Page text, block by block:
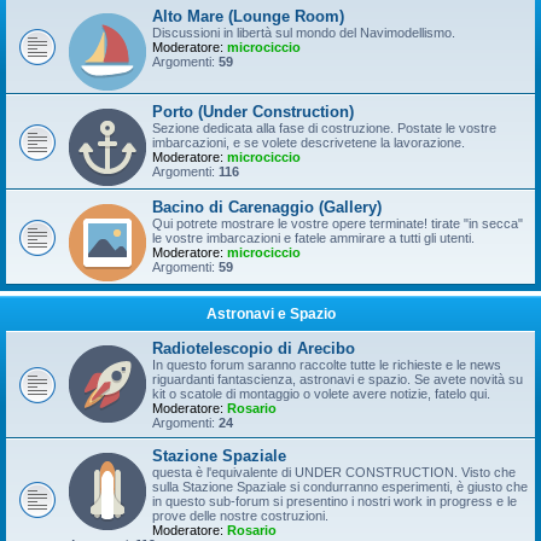
Alto Mare (Lounge Room)
Discussioni in libertà sul mondo del Navimodellismo.
Moderatore: microciccio
Argomenti: 59
Porto (Under Construction)
Sezione dedicata alla fase di costruzione. Postate le vostre
imbarcazioni, e se volete descrivetene la lavorazione.
Moderatore: microciccio
Argomenti: 116
Bacino di Carenaggio (Gallery)
Qui potrete mostrare le vostre opere terminate! tirate "in secca"
le vostre imbarcazioni e fatele ammirare a tutti gli utenti.
Moderatore: microciccio
Argomenti: 59
Astronavi e Spazio
Radiotelescopio di Arecibo
In questo forum saranno raccolte tutte le richieste e le news
riguardanti fantascienza, astronavi e spazio. Se avete novità su
kit o scatole di montaggio o volete avere notizie, fatelo qui.
Moderatore: Rosario
Argomenti: 24
Stazione Spaziale
questa è l'equivalente di UNDER CONSTRUCTION. Visto che
sulla Stazione Spaziale si condurranno esperimenti, è giusto che
in questo sub-forum si presentino i nostri work in progress e le
prove delle nostre costruzioni.
Moderatore: Rosario